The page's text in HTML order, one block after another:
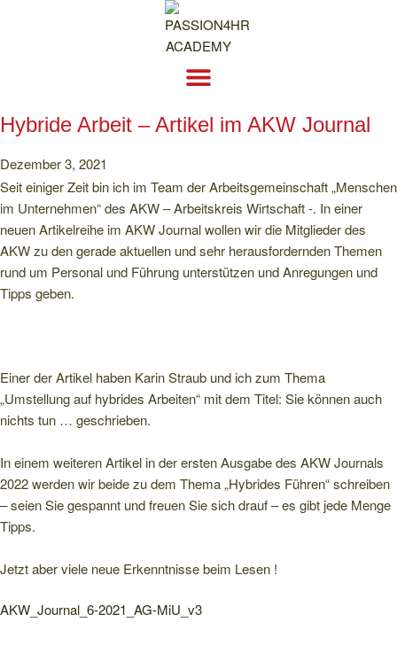
Hybride Arbeit – Artikel im AKW Journal
Dezember 3, 2021
Seit einiger Zeit bin ich im Team der Arbeitsgemeinschaft „Menschen
im Unternehmen“ des AKW – Arbeitskreis Wirtschaft -. In einer
neuen Artikelreihe im AKW Journal wollen wir die Mitglieder des
AKW zu den gerade aktuellen und sehr herausfordernden Themen
rund um Personal und Führung unterstützen und Anregungen und
Tipps geben.
Einer der Artikel haben Karin Straub und ich zum Thema
„Umstellung auf hybrides Arbeiten“ mit dem Titel: Sie können auch
nichts tun … geschrieben.
In einem weiteren Artikel in der ersten Ausgabe des AKW Journals
2022 werden wir beide zu dem Thema „Hybrides Führen“ schreiben
– seien Sie gespannt und freuen Sie sich drauf – es gibt jede Menge
Tipps.
Jetzt aber viele neue Erkenntnisse beim Lesen !
AKW_Journal_6-2021_AG-MiU_v3